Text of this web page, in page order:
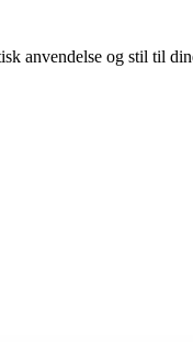
anvendelse og stil til